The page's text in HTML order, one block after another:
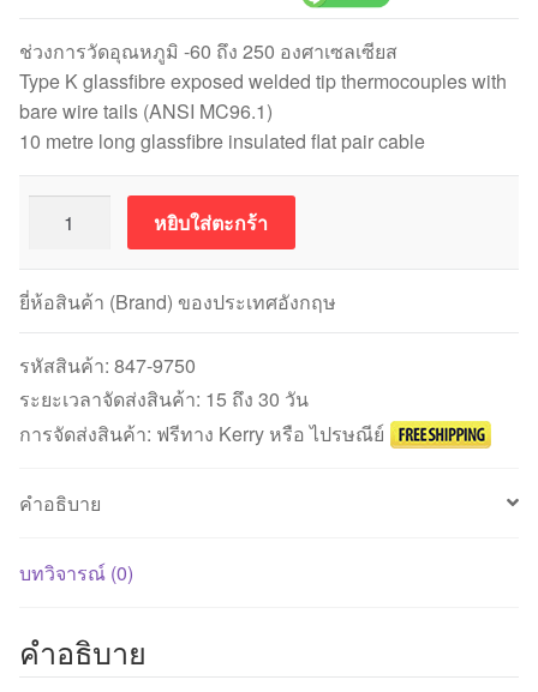
ช่วงการวัดอุณหภูมิ -60 ถึง 250 องศาเซลเซียส
Type K glassfibre exposed welded tip thermocouples with
bare wire tails (ANSI MC96.1)
10 metre long glassfibre insulated flat pair cable
อร์
โม
คัปเปิล
ANSI
Type
สาย
10
(-60
ชิ้น
หยิบใส่ตะกร้า
ยี่ห้อสินค้า (Brand) ของประเทศอังกฤษ
รหัสสินค้า: 847-9750
ระยะเวลาจัดส่งสินค้า: 15 ถึง 30 วัน
การจัดส่งสินค้า: ฟรีทาง Kerry หรือ ไปรษณีย์
คำอธิบาย
บทวิจารณ์ (0)
คำอธิบาย